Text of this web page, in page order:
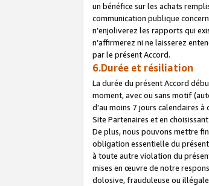
un bénéfice sur les achats
communication publique
n’enjoliverez les rapports qui
n’affirmerez ni ne laisserez
par le présent Accord.
6.Durée et résiliation
La durée du présent Accord
moment, avec ou sans motif
d’au moins 7 jours calendaires
Site Partenaires et en
De plus, nous pouvons mettre
obligation essentielle du
à toute autre violation du
mises en œuvre de notre
dolosive, frauduleuse ou